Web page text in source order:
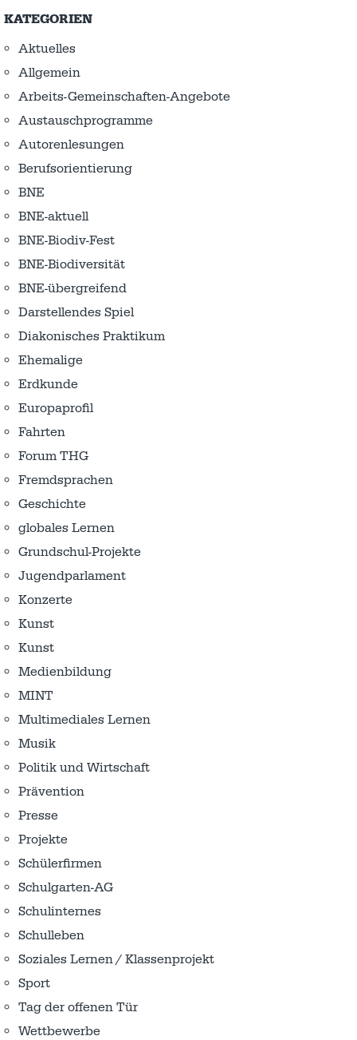
KATEGORIEN
Aktuelles
Allgemein
Arbeits-Gemeinschaften-Angebote
Austausch­programme
Autorenlesungen
Berufsorientierung
BNE
BNE-aktuell
BNE-Biodiv-Fest
BNE-Biodiversität
BNE-übergreifend
Darstellendes Spiel
Diakonisches Praktikum
Ehemalige
Erdkunde
Europaprofil
Fahrten
Forum THG
Fremdsprachen
Geschichte
globales Lernen
Grundschul-Projekte
Jugendparlament
Konzerte
Kunst
Kunst
Medienbildung
MINT
Multimediales Lernen
Musik
Politik und Wirtschaft
Prävention
Presse
Projekte
Schülerfirmen
Schulgarten-AG
Schulinternes
Schulleben
Soziales Lernen / Klassenprojekt
Sport
Tag der offenen Tür
Wettbewerbe